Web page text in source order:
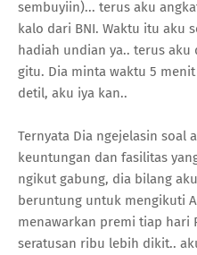
sembuyiin)... terus aku
kalo dari BNI. Waktu itu aku
hadiah undian ya.. terus
gitu. Dia minta waktu 5
detil, aku iya kan..
Ternyata Dia ngejelasin soal
keuntungan dan fasilitas
ngikut gabung, dia bilang
beruntung untuk mengikuti
menawarkan premi tiap hari
seratusan ribu lebih dikit..